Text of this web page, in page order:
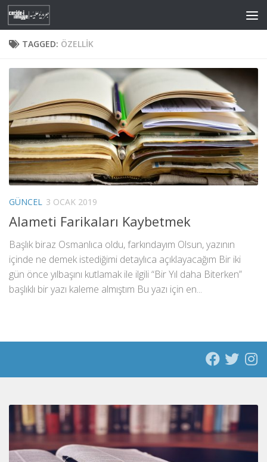
Skip to content
TAGGED: ÖZELLIK
GÜNCEL 3 OCAK 2019
Alameti Farikaları Kaybetmek
Başlık biraz Osmanlıca oldu, farkındayım Olsun, yazının
içinde ne demek istediğimi detaylıca açıklayacağım Bir iki
gün önce yılbaşını kutlamak ile ilgili “Bir Yıl daha Biterken”
başlıklı bir yazı kaleme almıştım Bu yazı için en...